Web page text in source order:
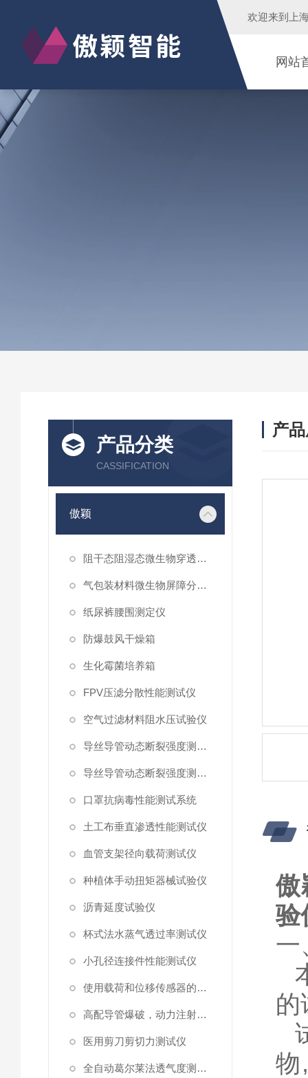
欢迎来到 上
网站
产品分类
CASSIFICATION
傲颖
阻干态阻湿态微生物穿透性能测试仪
气包装材料微生物屏障分等试验仪
纸尿裤腰围测定仪
防爆鼓风干燥箱
生化霉菌培养箱
FPV压滤分散性能测试仪
空气过滤材料阻水压试验仪
导丝导管动态断裂强度测试仪 （峰值拉力）
导丝导管动态断裂强度测试仪
口罩抗病毒性能测试系统
土工布垂直渗透性能测试仪
血管支架径向载荷测试仪
种植体手动扭矩器械试验仪
沥青延度试验仪
杯式法水蒸气透过率测试仪
小孔径连接件性能测试仪
使用载荷和位移传感器的塑料高速穿刺特性测试仪
高配导管爆破，动力注射中流量及压力测试仪
医用剪刀剪切力测试仪
全自动葛尔莱法透气度测试仪
产
傲
验
一
的
物,